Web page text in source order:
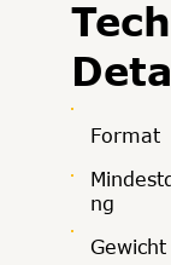
Format
ng
Gewicht